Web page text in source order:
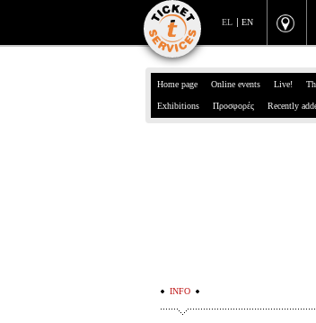
EN
EL
Home page Online events Live!
Exhibitions Προσφορές Recently
INFO